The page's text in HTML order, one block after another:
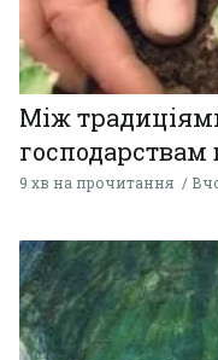
Між
9 хв на прочитання